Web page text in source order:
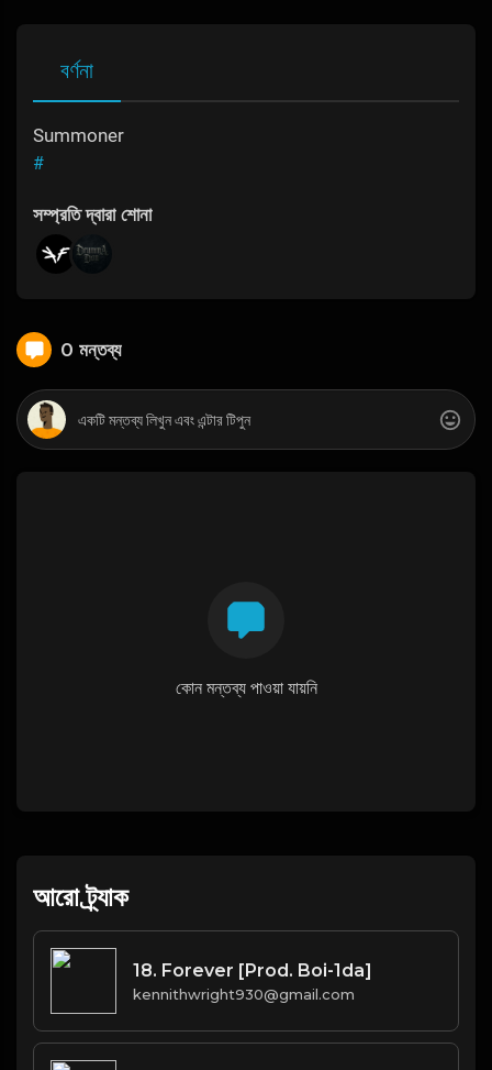
বর্ণনা
Summoner
#
সম্প্রতি দ্বারা শোনা
0 মন্তব্য
কোন মন্তব্য পাওয়া যায়নি
আরো ট্র্যাক
18. Forever [Prod. Boi-1da]
kennithwright930@gmail.com